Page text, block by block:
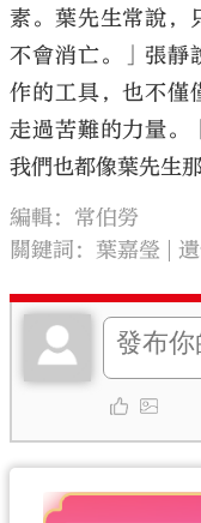
素。葉先生常說，
不會消亡。」張靜
作的工具，也不僅
走過苦難的力量。
我們也都像葉先生
編輯：常伯勞
關鍵詞： 葉嘉瑩